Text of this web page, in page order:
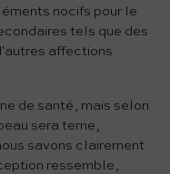
nocifs pour le
tels que des
affections
de santé, mais selon
sera terne,
savons clairement
ressemble,